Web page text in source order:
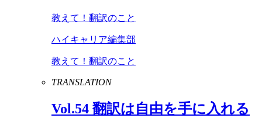
教えて！翻訳のこと
ハイキャリア編集部
教えて！翻訳のこと
TRANSLATION
Vol.54 翻訳は自由を手に入れる